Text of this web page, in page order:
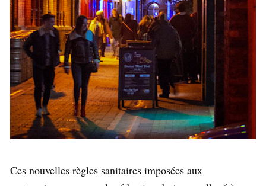
Ces nouvelles règles sanitaires imposées aux